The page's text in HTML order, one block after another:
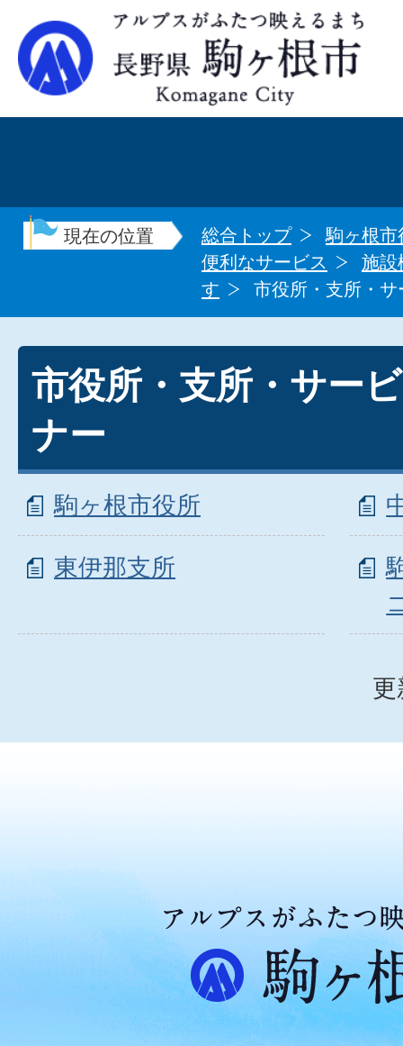
現在の位置 総合トップ
駒ヶ根市
便利なサービス
施設
す
市役所・支所・
市役所・支所・サー
ナー
駒ヶ根市役所
東伊那支所
ア
ル
プ
ス